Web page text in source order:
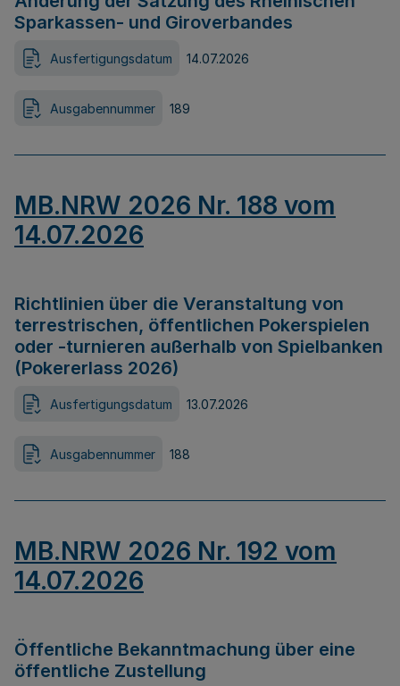
Sparkassen- und Giroverbandes
Ausfertigungsdatum 14.07.2026
Ausgabennummer 189
MB.NRW 2026 Nr. 188 vom
14.07.2026
Richtlinien über die Veranstaltung von
terrestrischen, öffentlichen Pokerspielen
oder -turnieren außerhalb von Spielbanken
(Pokererlass 2026)
Ausfertigungsdatum 13.07.2026
Ausgabennummer 188
MB.NRW 2026 Nr. 192 vom
14.07.2026
Öffentliche Bekanntmachung über eine
öffentliche Zustellung